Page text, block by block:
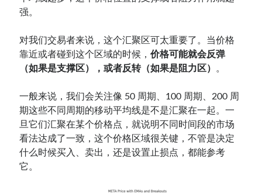
强。
对我们交易者来说，这个汇聚区可太重要了。当价格
靠近或者碰到这个区域的时候，价格可能就会反弹
（如果是支撑区），或者反转（如果是阻力区） 。
一般来说，我们会关注像 50 周期、100 周期、200 周
期这些不同周期的移动平均线是不是汇聚在一起。一
旦它们汇聚在某个价格点，就说明不同时间段的市场
看法达成了一致，这个价格区域很关键，不管是决定
什么时候买入、卖出，还是设置止损点，都能参考
它。